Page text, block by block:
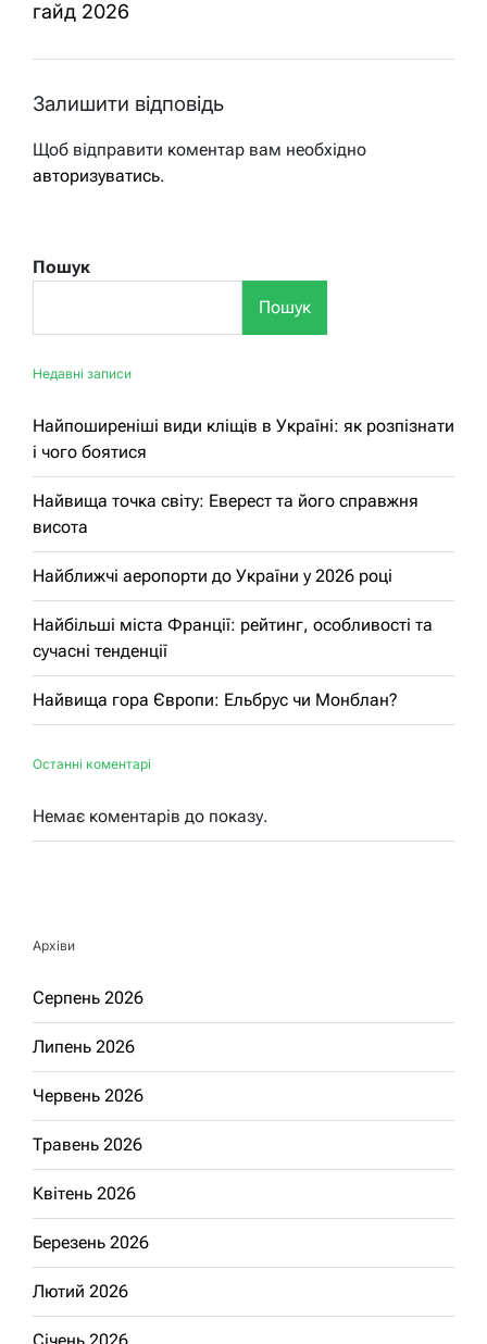
гайд 2026
Залишити відповідь
Щоб відправити коментар вам необхідно
авторизуватись.
Пошук
Пошук
Недавні записи
Найпоширеніші види кліщів в Україні: як розпізнати
і чого боятися
Найвища точка світу: Еверест та його справжня
висота
Найближчі аеропорти до України у 2026 році
Найбільші міста Франції: рейтинг, особливості та
сучасні тенденції
Найвища гора Європи: Ельбрус чи Монблан?
Останні коментарі
Немає коментарів до показу.
Архіви
Серпень 2026
Липень 2026
Червень 2026
Травень 2026
Квітень 2026
Березень 2026
Лютий 2026